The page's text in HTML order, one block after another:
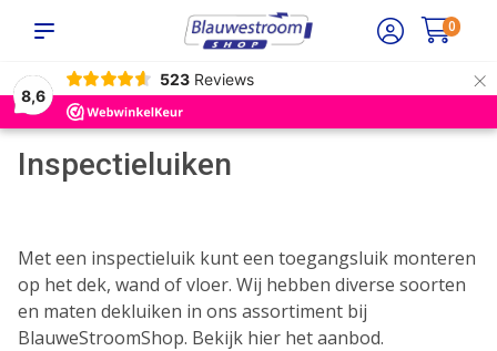
8,6
523 Reviews ×
0
Inspectieluiken
Met een inspectieluik kunt een toegangsluik monteren
op het dek, wand of vloer. Wij hebben diverse soorten
en maten dekluiken in ons assortiment bij
BlauweStroomShop. Bekijk hier het aanbod.